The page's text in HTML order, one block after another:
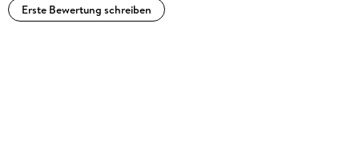
Erste Bewertung schreiben